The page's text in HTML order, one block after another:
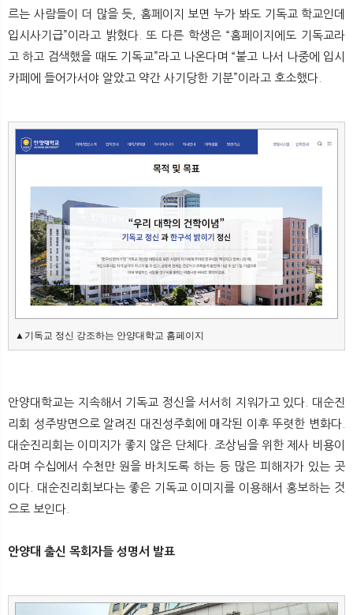
르는 사람들이 더 많을 듯, 홈페이지 보면 누가 봐도 기독교 학교인데
입시사기급”이라고 밝혔다. 또 다른 학생은 “홈페이지에도 기독교라
고 하고 검색했을 때도 기독교”라고 나온다며 “붙고 나서 나중에 입시
카페에 들어가서야 알았고 약간 사기당한 기분”이라고 호소했다.
▲기독교 정신 강조하는 안양대학교 홈페이지
안양대학교는 지속해서 기독교 정신을 서서히 지워가고 있다. 대순진
리회 성주방면으로 알려진 대진성주회에 매각된 이후 뚜렷한 변화다.
대순진리회는 이미지가 좋지 않은 단체다. 조상님을 위한 제사 비용이
라며 수십에서 수천만 원을 바치도록 하는 등 많은 피해자가 있는 곳
이다. 대순진리회보다는 좋은 기독교 이미지를 이용해서 홍보하는 것
으로 보인다.
안양대 출신 목회자들 성명서 발표